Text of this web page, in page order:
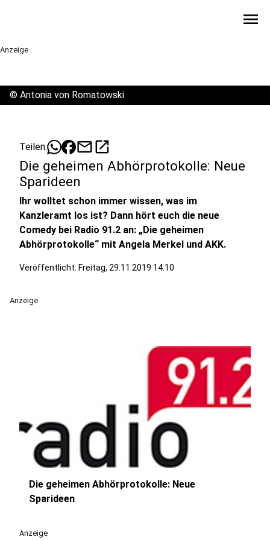
menu
Anzeige
© Antonia von Romatowski
Teilen: mailopen_in_new
Die geheimen Abhörprotokolle: Neue
Sparideen
Ihr wolltet schon immer wissen, was im
Kanzleramt los ist? Dann hört euch die neue
Comedy bei Radio 91.2 an: „Die geheimen
Abhörprotokolle“ mit Angela Merkel und AKK.
Veröffentlicht: Freitag, 29.11.2019 14:10
Anzeige
Die geheimen Abhörprotokolle: Neue
Sparideen
Anzeige